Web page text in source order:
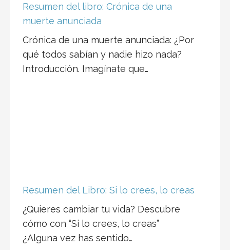
Resumen del libro: Crónica de una
muerte anunciada
Crónica de una muerte anunciada: ¿Por
qué todos sabían y nadie hizo nada?
Introducción. Imagínate que…
Resumen del Libro: Si lo crees, lo creas
¿Quieres cambiar tu vida? Descubre
cómo con “Si lo crees, lo creas”
¿Alguna vez has sentido…